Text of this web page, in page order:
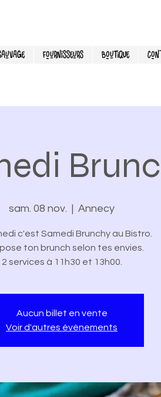
Fournisseurs Boutique
sam. 08 nov. Annecy
c'est Samedi Brunchy au Bistro.
ton brunch selon tes envies.
2 services à 11h30 et 13h00.
Aucun billet en vente
Voir d'autres événements